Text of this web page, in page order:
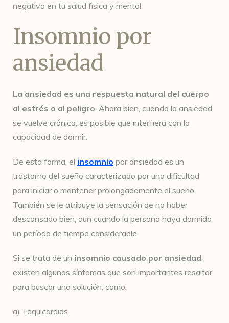
negativo en tu salud física y mental.
Insomnio por
ansiedad
La ansiedad es una respuesta natural del cuerpo
al estrés o al peligro. Ahora bien, cuando la ansiedad
se vuelve crónica, es posible que interfiera con la
capacidad de dormir.
De esta forma, el insomnio por ansiedad es un
trastorno del sueño caracterizado por una dificultad
para iniciar o mantener prolongadamente el sueño.
También se le atribuye la sensación de no haber
descansado bien, aun cuando la persona haya dormido
un período de tiempo considerable.
Si se trata de un insomnio causado por ansiedad,
existen algunos síntomas que son importantes resaltar
para buscar una solución, como:
a) Taquicardias